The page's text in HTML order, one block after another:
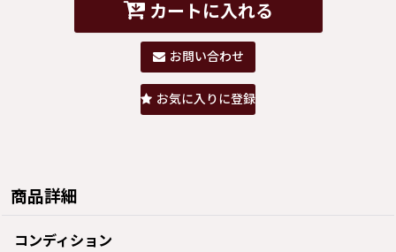
カートに入れる
お問い合わせ
お気に入りに登録
商品詳細
コンディション